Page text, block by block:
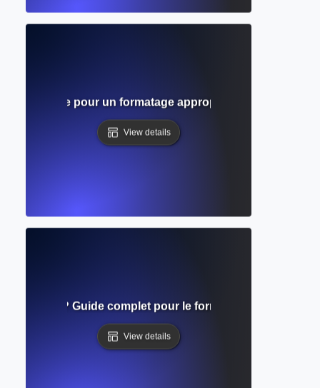
? Guide pour un formatage approprié des références
View details
manuscrit ? Guide complet pour le formatage des
View details